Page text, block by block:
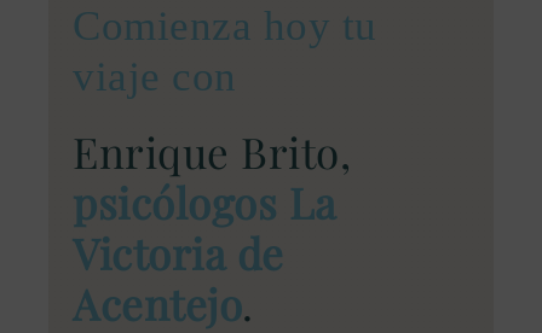
Comienza hoy tu
viaje con
Enrique Brito,
psicólogos La
Victoria de
Acentejo.